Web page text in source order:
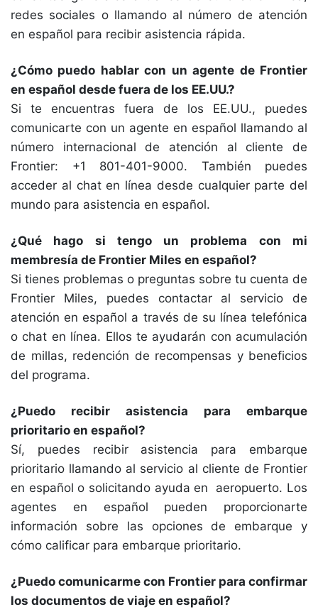
redes sociales o llamando al número de atención
en español para recibir asistencia rápida.
¿Cómo puedo hablar con un agente de Frontier
en español desde fuera de los EE.UU.?
Si te encuentras fuera de los EE.UU., puedes
comunicarte con un agente en español llamando al
número internacional de atención al cliente de
Frontier: +1 801-401-9000. También puedes
acceder al chat en línea desde cualquier parte del
mundo para asistencia en español.
¿Qué hago si tengo un problema con mi
membresía de Frontier Miles en español?
Si tienes problemas o preguntas sobre tu cuenta de
Frontier Miles, puedes contactar al servicio de
atención en español a través de su línea telefónica
o chat en línea. Ellos te ayudarán con acumulación
de millas, redención de recompensas y beneficios
del programa.
¿Puedo recibir asistencia para embarque
prioritario en español?
Sí, puedes recibir asistencia para embarque
prioritario llamando al servicio al cliente de Frontier
en español o solicitando ayuda en aeropuerto. Los
agentes en español pueden proporcionarte
información sobre las opciones de embarque y
cómo calificar para embarque prioritario.
¿Puedo comunicarme con Frontier para confirmar
los documentos de viaje en español?